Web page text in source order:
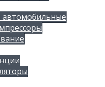
автомобильные